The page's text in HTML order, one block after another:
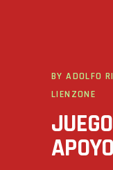
BYADOLFO
LIENZONE